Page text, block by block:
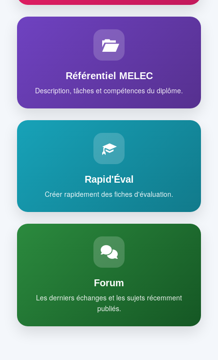
Référentiel MELEC
Description, tâches et compétences du diplôme.
Rapid'Éval
Créer rapidement des fiches d'évaluation.
Forum
Les derniers échanges et les sujets récemment
publiés.